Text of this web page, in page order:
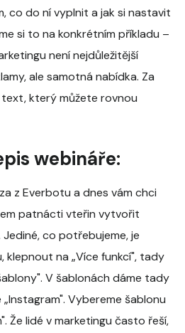
co do ní vyplnit a jak si nastavit
si to na konkrétním příkladu –
není nejdůležitější
ale samotná nabídka. Za
který můžete rovnou
webináře:
z Everbotu a dnes vám chci
patnácti vteřin vytvořit
co potřebujeme, je
klepnout na „Více funkcí", tady
V šablonách dáme tady
Vybereme šablonu
Že lidé v marketingu často řeší,